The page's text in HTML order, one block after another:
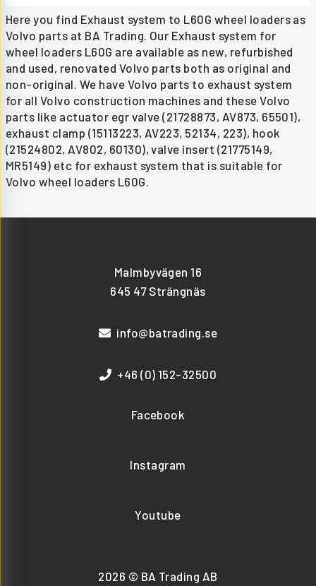
Here you find Exhaust system to L60G wheel loaders as
Volvo parts at BA Trading. Our Exhaust system for
wheel loaders L60G are available as new, refurbished
and used, renovated Volvo parts both as original and
non-original. We have Volvo parts to exhaust system
for all Volvo construction machines and these Volvo
parts like actuator egr valve (21728873, AV873, 65501),
exhaust clamp (15113223, AV223, 52134, 223), hook
(21524802, AV802, 60130), valve insert (21775149,
MR5149) etc for exhaust system that is suitable for
Volvo wheel loaders L60G.
Malmbyvägen 16
645 47 Strängnäs
info@batrading.se
+46 (0) 152-32500
Facebook
Instagram
Youtube
2026 © BA Trading AB